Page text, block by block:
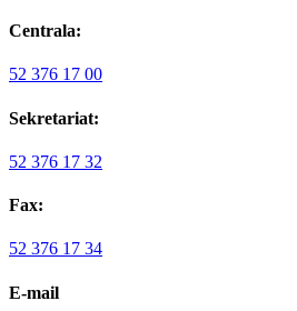
Centrala:
52 376 17 00
Sekretariat:
52 376 17 32
Fax:
52 376 17 34
E-mail